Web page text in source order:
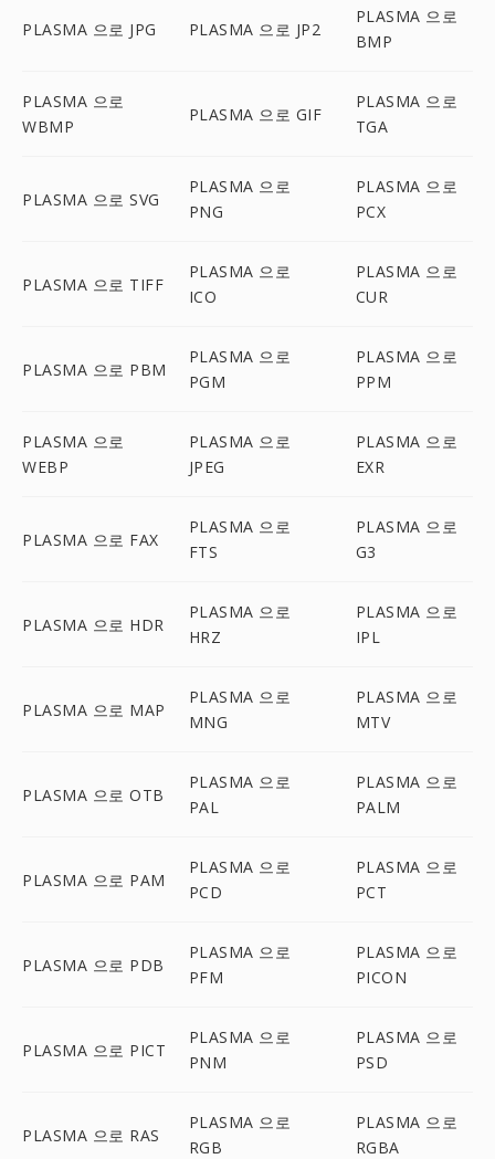
PLASMA 으로 JPG PLASMA 으로 JP2
PLASMA 으로
BMP
PLASMA 으로
WBMP
PLASMA 으로 GIF
PLASMA 으로
TGA
PLASMA 으로 SVG
PLASMA 으로
PNG
PLASMA 으로
PCX
PLASMA 으로 TIFF
PLASMA 으로
ICO
PLASMA 으로
CUR
PLASMA 으로 PBM
PLASMA 으로
PGM
PLASMA 으로
PPM
PLASMA 으로
WEBP
PLASMA 으로
JPEG
PLASMA 으로
EXR
PLASMA 으로 FAX
PLASMA 으로
FTS
PLASMA 으로
G3
PLASMA 으로 HDR
PLASMA 으로
HRZ
PLASMA 으로
IPL
PLASMA 으로 MAP
PLASMA 으로
MNG
PLASMA 으로
MTV
PLASMA 으로 OTB
PLASMA 으로
PAL
PLASMA 으로
PALM
PLASMA 으로 PAM
PLASMA 으로
PCD
PLASMA 으로
PCT
PLASMA 으로 PDB
PLASMA 으로
PFM
PLASMA 으로
PICON
PLASMA 으로 PICT
PLASMA 으로
PNM
PLASMA 으로
PSD
PLASMA 으로 RAS
PLASMA 으로
RGB
PLASMA 으로
RGBA